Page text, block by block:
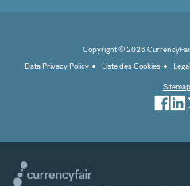
Copyright © 2026
Data Privacy Policy
Liste des Cookies
Sitemap